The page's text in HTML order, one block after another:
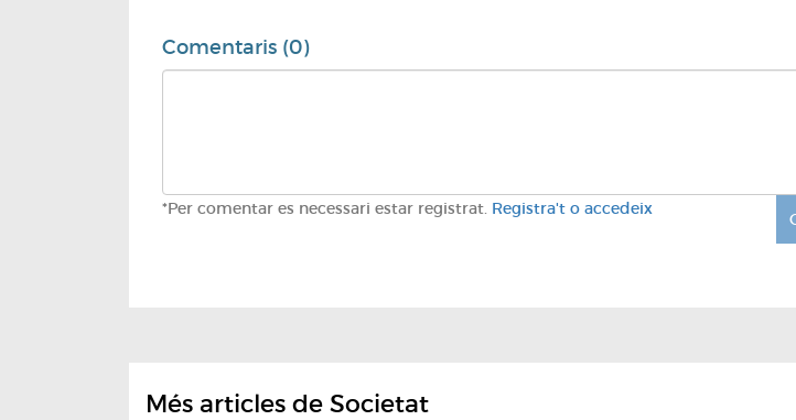
Comentaris (0)
*Per comentar es necessari estar registrat. Registra't o accedeix
Més articles de Societat